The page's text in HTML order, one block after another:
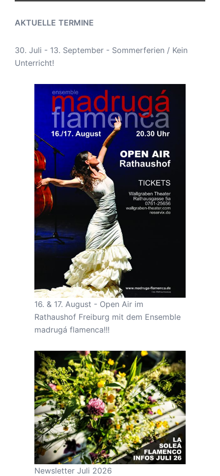
AKTUELLE TERMINE
30. Juli - 13. September - Sommerferien / Kein
Unterricht!
16. & 17. August - Open Air im
Rathaushof Freiburg mit dem Ensemble
madrugá flamenca!!!
Newsletter Juli 2026